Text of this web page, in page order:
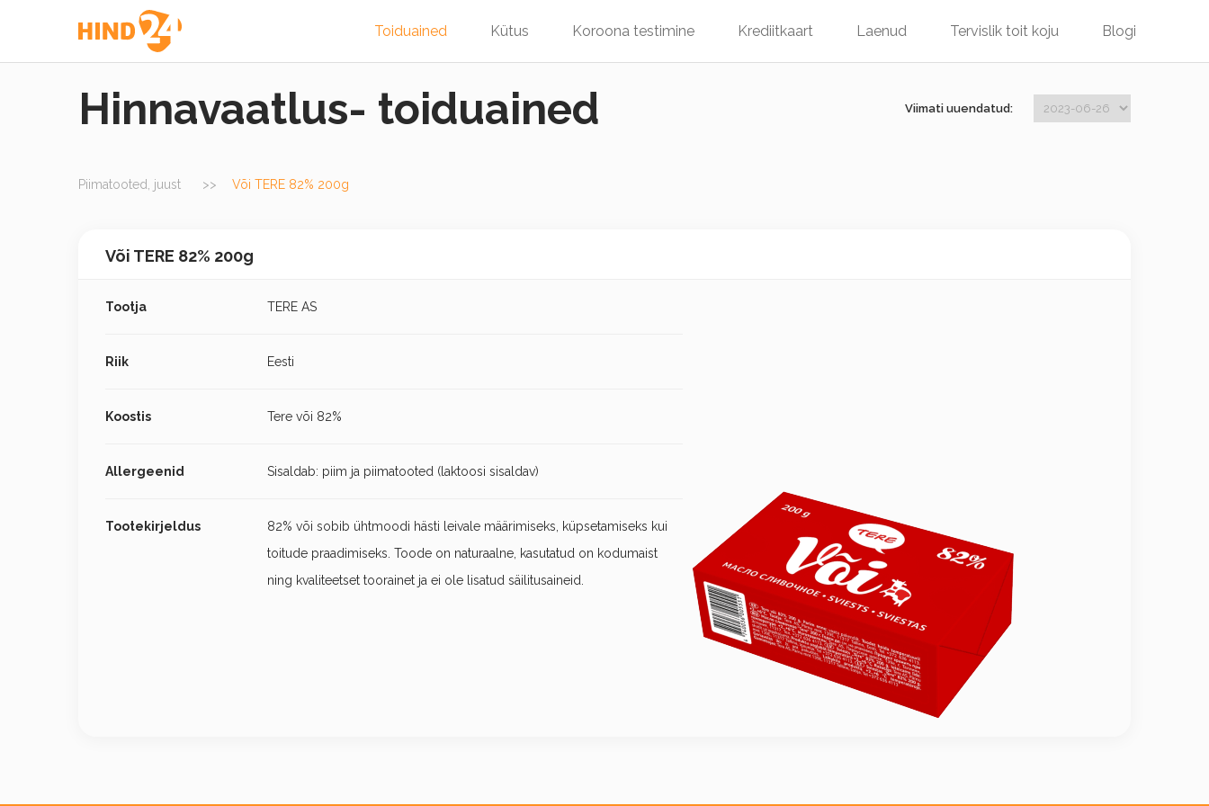
Toiduained Kütus Koroona testimine Krediitkaart Laenud Tervislik toit koju Blogi
Hinnavaatlus- toiduained Viimati uuendatud:
Piimatooted, juust Või TERE 82% 200g
Või TERE 82% 200g
Tootja TERE AS
Riik Eesti
Koostis Tere või 82%
Allergeenid Sisaldab: piim ja piimatooted (laktoosi sisaldav)
Tootekirjeldus
82% või sobib ühtmoodi hästi leivale määrimiseks, küpsetamiseks kui
toitude praadimiseks. Toode on naturaalne, kasutatud on kodumaist
ning kvaliteetset toorainet ja ei ole lisatud säilitusaineid.